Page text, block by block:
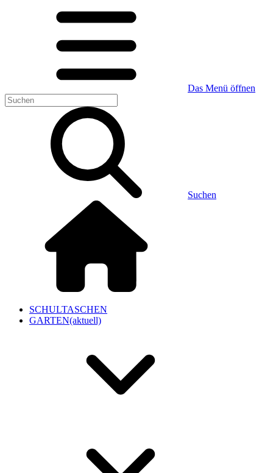
Das Menü öffnen
Suchen
SCHULTASCHEN
GARTEN(aktuell)